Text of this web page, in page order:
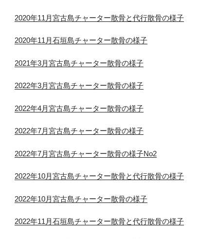
2020年11月宮古島チャーター散骨と代行散骨の様子
2020年11月石垣島チャーター散骨の様子
2021年3月宮古島チャーター散骨の様子
2022年3月宮古島チャーター散骨の様子
2022年4月宮古島チャーター散骨の様子
2022年7月宮古島チャーター散骨の様子
2022年7月宮古島チャーター散骨の様子No2
2022年10月宮古島チャーター散骨と代行散骨の様子
2022年10月宮古島チャーター散骨の様子
2022年11月石垣島チャーター散骨と代行散骨の様子